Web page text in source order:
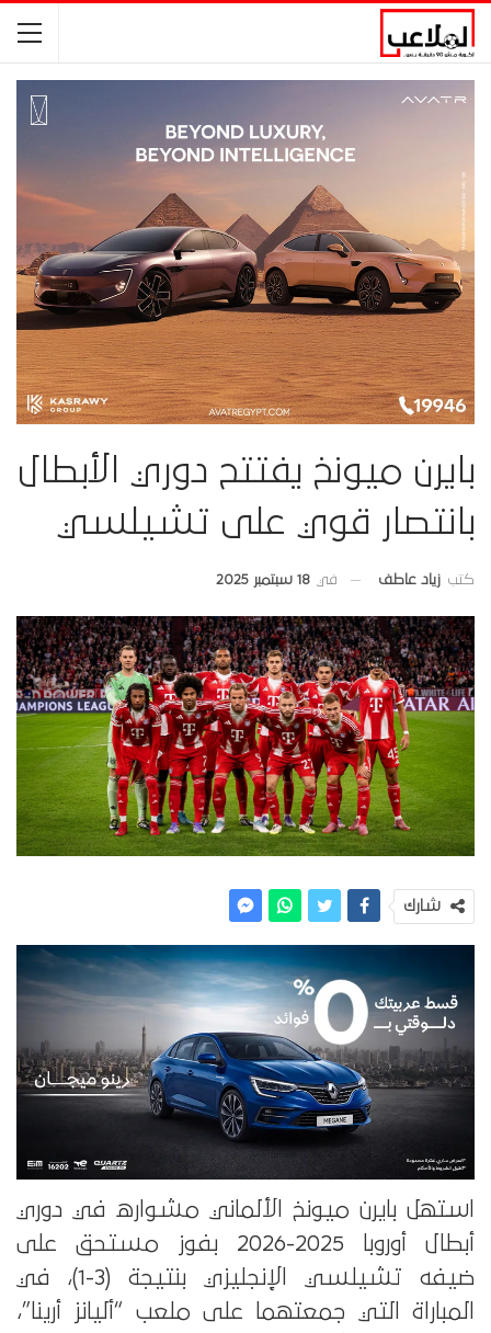
بايرن ميونخ يفتتح دوري الأبطال
بانتصار قوي على تشيلسي
كتب زياد عاطف في 18 سبتمبر 2025
شارك
استهل بايرن ميونخ الألماني مشواره في دوري
أبطال أوروبا 2025-2026 بفوز مستحق على
ضيفه تشيلسي الإنجليزي بنتيجة (3-1)، في
المباراة التي جمعتهما على ملعب “أليانز أرينا”،